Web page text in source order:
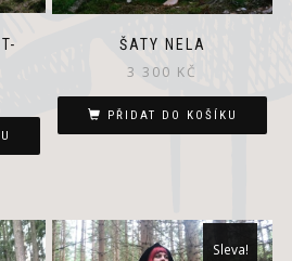
ŠATY NELA
3 300 KČ
PŘIDAT DO KOŠÍKU
Sleva!